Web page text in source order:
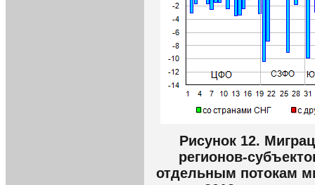
Рисунок 12.
регионов-
отдельным потокам